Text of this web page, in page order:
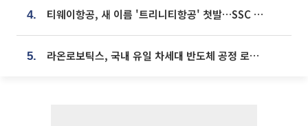
4. 티웨이항공, 새 이름 '트리니티항공' 첫발…SSC 전략 본격화
5. 라온로보틱스, 국내 유일 차세대 반도체 공정 로봇 개발 ‘고객사 테스트 진행’